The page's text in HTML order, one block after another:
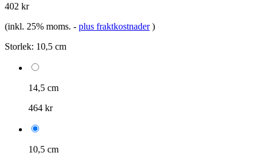
402 kr
(inkl. 25% moms. - plus fraktkostnader )
Storlek: 10,5 cm
14,5 cm
464 kr
10,5 cm